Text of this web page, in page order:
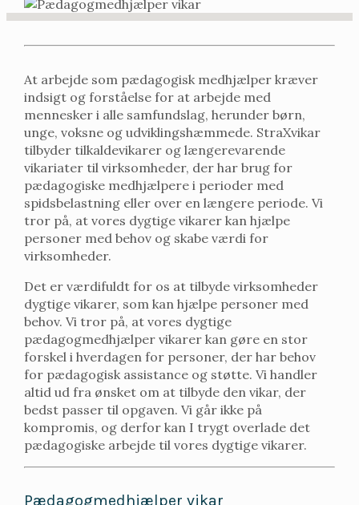
At arbejde som pædagogisk medhjælper kræver
indsigt og forståelse for at arbejde med
mennesker i alle samfundslag, herunder børn,
unge, voksne og udviklingshæmmede. StraXvikar
tilbyder tilkaldevikarer og længerevarende
vikariater til virksomheder, der har brug for
pædagogiske medhjælpere i perioder med
spidsbelastning eller over en længere periode. Vi
tror på, at vores dygtige vikarer kan hjælpe
personer med behov og skabe værdi for
virksomheder.
Det er værdifuldt for os at tilbyde virksomheder
dygtige vikarer, som kan hjælpe personer med
behov. Vi tror på, at vores dygtige
pædagogmedhjælper vikarer kan gøre en stor
forskel i hverdagen for personer, der har behov
for pædagogisk assistance og støtte. Vi handler
altid ud fra ønsket om at tilbyde den vikar, der
bedst passer til opgaven. Vi går ikke på
kompromis, og derfor kan I trygt overlade det
pædagogiske arbejde til vores dygtige vikarer.
Pædagogmedhjælper vikar